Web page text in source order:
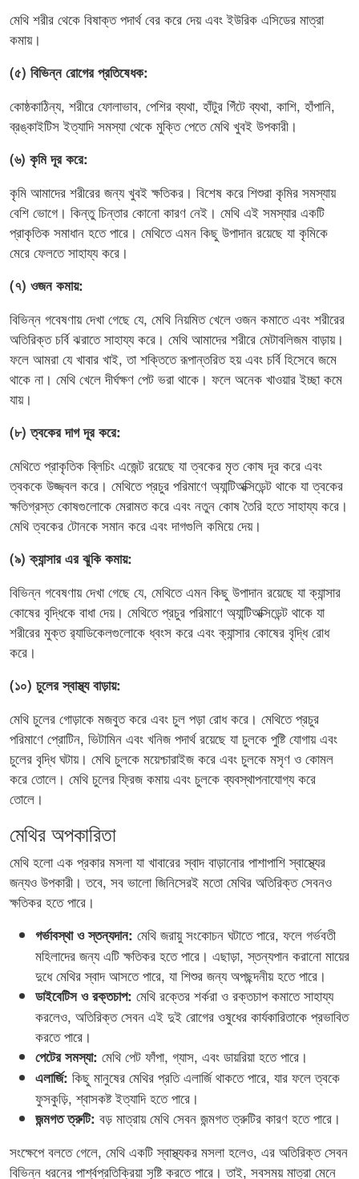
মেথি শরীর থেকে বিষাক্ত পদার্থ বের করে দেয় এবং ইউরিক এসিডের মাত্রা
কমায়।
(৫) বিভিন্ন রোগের প্রতিষেধক:
কোষ্ঠকাঠিন্য, শরীরে ফোলাভাব, পেশির ব্যথা, হাঁটুর গিঁটে ব্যথা, কাশি, হাঁপানি,
ব্রঙ্কাইটিস ইত্যাদি সমস্যা থেকে মুক্তি পেতে মেথি খুবই উপকারী।
(৬) কৃমি দূর করে:
কৃমি আমাদের শরীরের জন্য খুবই ক্ষতিকর। বিশেষ করে শিশুরা কৃমির সমস্যায়
বেশি ভোগে। কিন্তু চিন্তার কোনো কারণ নেই। মেথি এই সমস্যার একটি
প্রাকৃতিক সমাধান হতে পারে। মেথিতে এমন কিছু উপাদান রয়েছে যা কৃমিকে
মেরে ফেলতে সাহায্য করে।
(৭) ওজন কমায়:
বিভিন্ন গবেষণায় দেখা গেছে যে, মেথি নিয়মিত খেলে ওজন কমাতে এবং শরীরের
অতিরিক্ত চর্বি ঝরাতে সাহায্য করে। মেথি আমাদের শরীরে মেটাবলিজম বাড়ায়।
ফলে আমরা যে খাবার খাই, তা শক্তিতে রূপান্তরিত হয় এবং চর্বি হিসেবে জমে
থাকে না। মেথি খেলে দীর্ঘক্ষণ পেট ভরা থাকে। ফলে অনেক খাওয়ার ইচ্ছা কমে
যায়।
(৮) ত্বকের দাগ দূর করে:
মেথিতে প্রাকৃতিক ব্লিচিং এজেন্ট রয়েছে যা ত্বকের মৃত কোষ দূর করে এবং
ত্বককে উজ্জ্বল করে। মেথিতে প্রচুর পরিমাণে অ্যান্টিঅক্সিডেন্ট থাকে যা ত্বকের
ক্ষতিগ্রস্ত কোষগুলোকে মেরামত করে এবং নতুন কোষ তৈরি হতে সাহায্য করে।
মেথি ত্বকের টোনকে সমান করে এবং দাগগুলি কমিয়ে দেয়।
(৯) ক্যান্সার এর ঝুকি কমায়:
বিভিন্ন গবেষণায় দেখা গেছে যে, মেথিতে এমন কিছু উপাদান রয়েছে যা ক্যান্সার
কোষের বৃদ্ধিকে বাধা দেয়। মেথিতে প্রচুর পরিমাণে অ্যান্টিঅক্সিডেন্ট থাকে যা
শরীরের মুক্ত র‌্যাডিকেলগুলোকে ধ্বংস করে এবং ক্যান্সার কোষের বৃদ্ধি রোধ
করে।
(১০) চুলের স্বাস্থ্য বাড়ায়:
মেথি চুলের গোড়াকে মজবুত করে এবং চুল পড়া রোধ করে। মেথিতে প্রচুর
পরিমাণে প্রোটিন, ভিটামিন এবং খনিজ পদার্থ রয়েছে যা চুলকে পুষ্টি যোগায় এবং
চুলের বৃদ্ধি ঘটায়। মেথি চুলকে ময়েশ্চারাইজ করে এবং চুলকে মসৃণ ও কোমল
করে তোলে। মেথি চুলের ফ্রিজ কমায় এবং চুলকে ব্যবস্থাপনাযোগ্য করে
তোলে।
মেথির অপকারিতা
মেথি হলো এক প্রকার মসলা যা খাবারের স্বাদ বাড়ানোর পাশাপাশি স্বাস্থ্যের
জন্যও উপকারী। তবে, সব ভালো জিনিসেরই মতো মেথির অতিরিক্ত সেবনও
ক্ষতিকর হতে পারে।
গর্ভাবস্থা ও স্তন্যদান: মেথি জরায়ু সংকোচন ঘটাতে পারে, ফলে গর্ভবতী
মহিলাদের জন্য এটি ক্ষতিকর হতে পারে। এছাড়া, স্তন্যপান করানো মায়ের
দুধে মেথির স্বাদ আসতে পারে, যা শিশুর জন্য অপছন্দনীয় হতে পারে।
ডাইবেটিস ও রক্তচাপ: মেথি রক্তের শর্করা ও রক্তচাপ কমাতে সাহায্য
করলেও, অতিরিক্ত সেবন এই দুই রোগের ওষুধের কার্যকারিতাকে প্রভাবিত
করতে পারে।
পেটের সমস্যা: মেথি পেট ফাঁপা, গ্যাস, এবং ডায়রিয়া হতে পারে।
এলার্জি: কিছু মানুষের মেথির প্রতি এলার্জি থাকতে পারে, যার ফলে ত্বকে
ফুসকুড়ি, শ্বাসকষ্ট ইত্যাদি হতে পারে।
জন্মগত ত্রুটি: বড় মাত্রায় মেথি সেবন জন্মগত ত্রুটির কারণ হতে পারে।
সংক্ষেপে বলতে গেলে, মেথি একটি স্বাস্থ্যকর মসলা হলেও, এর অতিরিক্ত সেবন
বিভিন্ন ধরনের পার্শ্বপ্রতিক্রিয়া সৃষ্টি করতে পারে। তাই, সবসময় মাত্রা মেনে